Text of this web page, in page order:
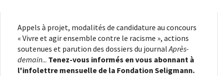
Appels à projet, modalités de candidature au concours
« Vivre et agir ensemble contre le racisme », actions
soutenues et parution des dossiers du journalAprès-
demain... Tenez-vous informés en vous abonnant à
l'infolettre mensuelle de la Fondation Seligmann.